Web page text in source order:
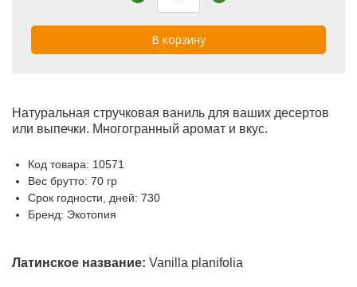
Натуральная стручковая ваниль для ваших десертов
или выпечки. Многогранный аромат и вкус.
Код товара: 10571
Вес брутто: 70 гр
Срок годности, дней: 730
Бренд: Экотопия
В корзину
Латинское название: Vanilla planifolia